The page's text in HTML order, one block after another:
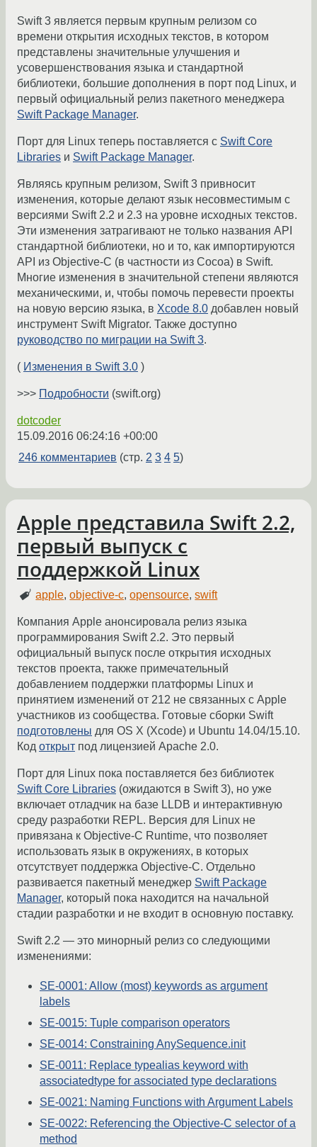
Swift 3 является первым крупным релизом со
времени открытия исходных текстов, в котором
представлены значительные улучшения и
усовершенствования языка и стандартной
библиотеки, большие дополнения в порт под Linux, и
первый официальный релиз пакетного менеджера
Swift Package Manager.
Порт для Linux теперь поставляется с Swift Core
Libraries и Swift Package Manager.
Являясь крупным релизом, Swift 3 привносит
изменения, которые делают язык несовместимым с
версиями Swift 2.2 и 2.3 на уровне исходных текстов.
Эти изменения затрагивают не только названия API
стандартной библиотеки, но и то, как импортируются
API из Objective-C (в частности из Cocoa) в Swift.
Многие изменения в значительной степени являются
механическими, и, чтобы помочь перевести проекты
на новую версию языка, в Xcode 8.0 добавлен новый
инструмент Swift Migrator. Также доступно
руководство по миграции на Swift 3.
( Изменения в Swift 3.0 )
>>> Подробности (swift.org)
dotcoder
15.09.2016 06:24:16 +00:00
246 комментариев (стр. 2 3 4 5)
Apple представила Swift 2.2,
первый выпуск с
поддержкой Linux
apple,objective-c,opensource,swift
Компания Apple анонсировала релиз языка
программирования Swift 2.2. Это первый
официальный выпуск после открытия исходных
текстов проекта, также примечательный
добавлением поддержки платформы Linux и
принятием изменений от 212 не связанных с Apple
участников из сообщества. Готовые сборки Swift
подготовлены для OS X (Xcode) и Ubuntu 14.04/15.10.
Код открыт под лицензией Apache 2.0.
Порт для Linux пока поставляется без библиотек
Swift Core Libraries (ожидаются в Swift 3), но уже
включает отладчик на базе LLDB и интерактивную
среду разработки REPL. Версия для Linux не
привязана к Objective-C Runtime, что позволяет
использовать язык в окружениях, в которых
отсутствует поддержка Objective-C. Отдельно
развивается пакетный менеджер Swift Package
Manager, который пока находится на начальной
стадии разработки и не входит в основную поставку.
Swift 2.2 — это минорный релиз со следующими
изменениями:
SE-0001: Allow (most) keywords as argument
labels
SE-0015: Tuple comparison operators
SE-0014: Constraining AnySequence.init
SE-0011: Replace typealias keyword with
associatedtype for associated type declarations
SE-0021: Naming Functions with Argument Labels
SE-0022: Referencing the Objective-C selector of a
method